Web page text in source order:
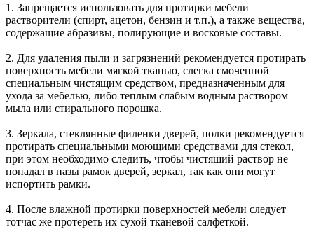
1. Запрещается использовать для протирки мебели
растворители (спирт, ацетон, бензин и т.п.), а также вещества,
содержащие абразивы, полирующие и восковые составы.
2. Для удаления пыли и загрязнений рекомендуется протирать
поверхность мебели мягкой тканью, слегка смоченной
специальным чистящим средством, предназначенным для
ухода за мебелью, либо теплым слабым водным раствором
мыла или стирального порошка.
3. Зеркала, стеклянные филенки дверей, полки рекомендуется
протирать специальными моющими средствами для стекол,
при этом необходимо следить, чтобы чистящий раствор не
попадал в пазы рамок дверей, зеркал, так как они могут
испортить рамки.
4. После влажной протирки поверхностей мебели следует
тотчас же протереть их сухой тканевой салфеткой.